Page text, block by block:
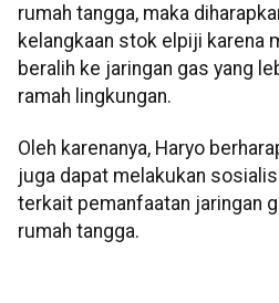
rumah tangga, maka
kelangkaan stok elpiji karena
beralih ke jaringan gas yang
ramah lingkungan.
Oleh karenanya, Haryo
juga dapat melakukan
terkait pemanfaatan jaringan
rumah tangga.